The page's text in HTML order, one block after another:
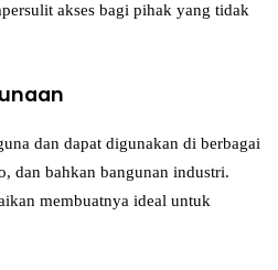
akses bagi pihak yang tidak
dan dapat digunakan di berbagai
dan bahkan bangunan industri.
membuatnya ideal untuk